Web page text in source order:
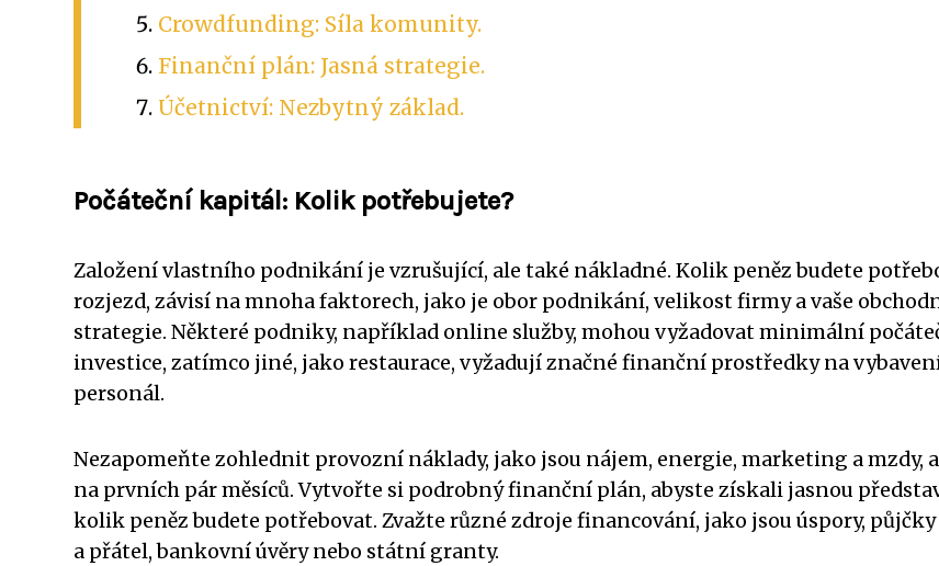
Crowdfunding: Síla komunity.
Finanční plán: Jasná strategie.
Účetnictví: Nezbytný základ.
Počáteční kapitál: Kolik potřebujete?
Založení vlastního podnikání je vzrušující, ale také nákladné. Kolik peněz budete
rozjezd, závisí na mnoha faktorech, jako je obor podnikání, velikost firmy a vaše
strategie. Některé podniky, například online služby, mohou vyžadovat minimální
investice, zatímco jiné, jako restaurace, vyžadují značné finanční prostředky na
personál.
Nezapomeňte zohlednit provozní náklady, jako jsou nájem, energie, marketing a mzdy,
na prvních pár měsíců. Vytvořte si podrobný finanční plán, abyste získali jasnou
kolik peněz budete potřebovat. Zvažte různé zdroje financování, jako jsou úspory,
a přátel, bankovní úvěry nebo státní granty.